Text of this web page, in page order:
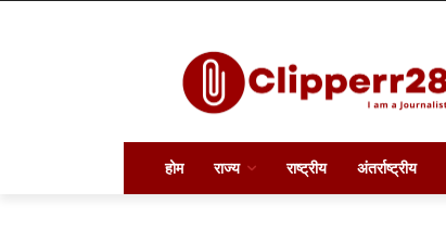
होम राज्य राष्ट्रीय अंतर्राष्ट्रीय